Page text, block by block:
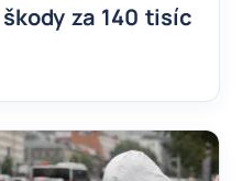
za 140 tisíc